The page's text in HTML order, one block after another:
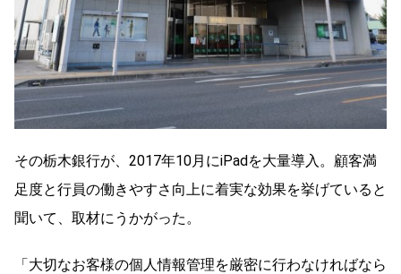
その栃木銀行が、2017年10月にiPadを大量導入。顧客満
足度と行員の働きやすさ向上に着実な効果を挙げていると
聞いて、取材にうかがった。
「大切なお客様の個人情報管理を厳密に行わなければなら